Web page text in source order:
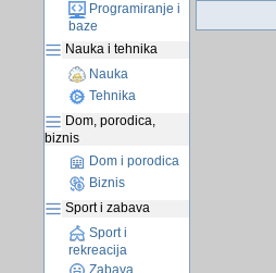
Programiranje i
baze
Nauka i tehnika
Nauka
Tehnika
Dom, porodica,
biznis
Dom i porodica
Biznis
Sport i zabava
Sport i
rekreacija
Zabava